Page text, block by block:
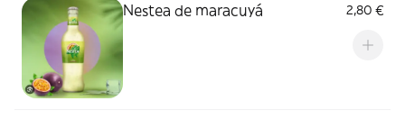
Nestea de maracuyá 2,80 €